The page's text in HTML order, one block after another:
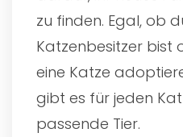
zu finden. Egal, ob
Katzenbesitzer bist
eine Katze
gibt es für jeden
passende Tier.